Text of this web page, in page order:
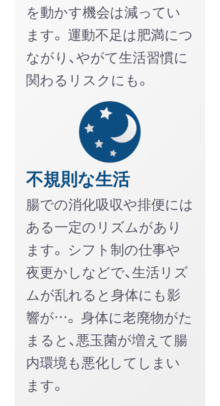
を動かす機会は減ってい
ます。 運動不足は肥満につ
ながり、やがて生活習慣に
関わるリスクにも。
不規則な生活
腸での消化吸収や排便には
ある一定のリズムがあり
ます。 シフト制の仕事や
夜更かしなどで、生活リズ
ムが乱れると身体にも影
響が…。 身体に老廃物がた
まると、悪玉菌が増えて腸
内環境も悪化してしまい
ます。